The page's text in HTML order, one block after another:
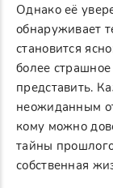
Однако её
обнаруживает
становится
более
представить.
неожиданным
кому можно
тайны
собственная